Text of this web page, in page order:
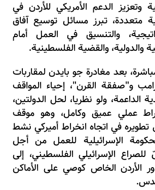
وتعزيز الدعم الأمريكي للأردن في
متعددة، تبرز مسائل توسيع آفاق
والتنسيق في العمل أمام
والدولية، والقضية الفلسطينية.
بعد مغادرة جو بايدن لمقاربات
و"صفقة القرن"، إحياء المواقف
الداعمة، ولو نظريا، لحل الدولتين،
عملي عميق وكامل، وهو موقف
تطويره في اتجاه انخراط أميركي نشط
الإسرائيلية للعمل من أجل
الإسرائيلي الفلسطيني، إلى
الأردن الخاص كوصي على الأماكن